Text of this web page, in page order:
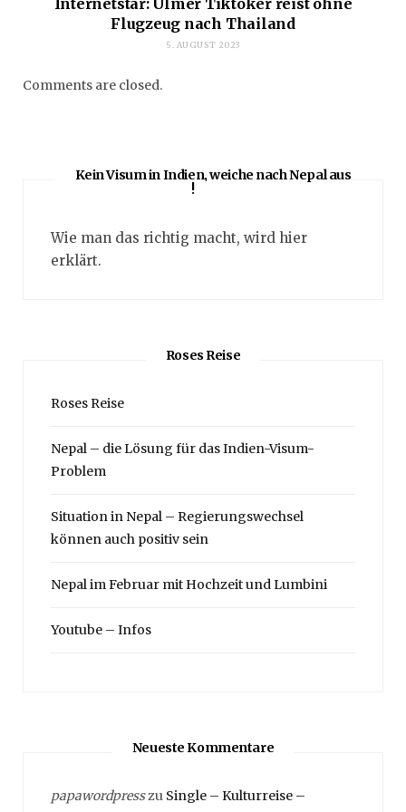
Internetstar: Ulmer Tiktoker reist ohne
Flugzeug nach Thailand
5. AUGUST 2023
Comments are closed.
Kein Visum in Indien, weiche nach Nepal aus
!
Wie man das richtig macht, wird hier
erklärt.
Roses Reise
Roses Reise
Nepal – die Lösung für das Indien-Visum-
Problem
Situation in Nepal – Regierungswechsel
können auch positiv sein
Nepal im Februar mit Hochzeit und Lumbini
Youtube – Infos
Neueste Kommentare
papawordpresszu Single – Kulturreise –